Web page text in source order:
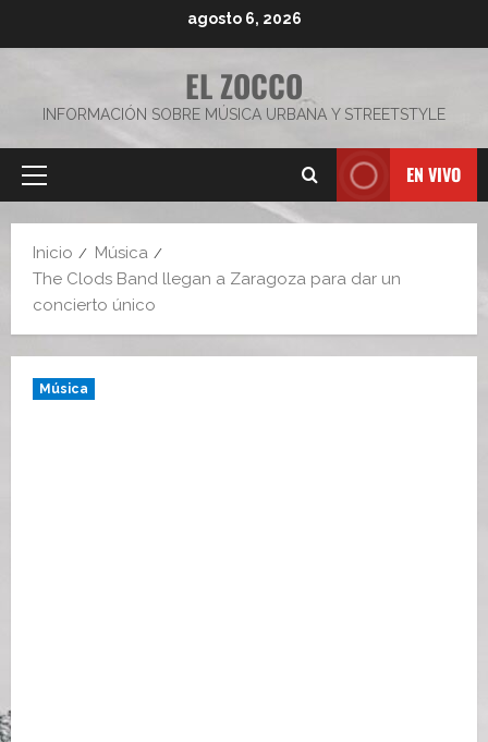
agosto 6, 2026
EL ZOCCO
INFORMACIÓN SOBRE MÚSICA URBANA Y STREETSTYLE
Menú
EN VIVO
Inicio
Música
The Clods Band llegan a Zaragoza para dar un
concierto único
Música